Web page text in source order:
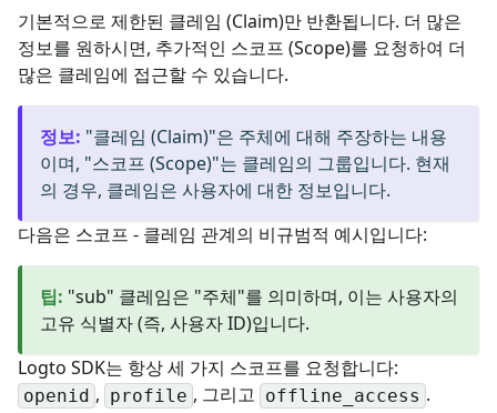
기본적으로 제한된 클레임 (Claim)만 반환됩니다. 더 많은
정보를 원하시면, 추가적인 스코프 (Scope)를 요청하여 더
많은 클레임에 접근할 수 있습니다.
정보: "클레임 (Claim)"은 주체에 대해 주장하는 내용
이며, "스코프 (Scope)"는 클레임의 그룹입니다. 현재
의 경우, 클레임은 사용자에 대한 정보입니다.
다음은 스코프 - 클레임 관계의 비규범적 예시입니다:
팁: "sub" 클레임은 "주체"를 의미하며, 이는 사용자의
고유 식별자 (즉, 사용자 ID)입니다.
Logto SDK는 항상 세 가지 스코프를 요청합니다:
openid , profile , 그리고 offline_access .